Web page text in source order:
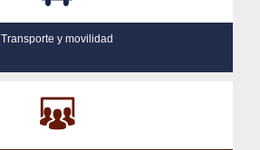
Transporte y movilidad